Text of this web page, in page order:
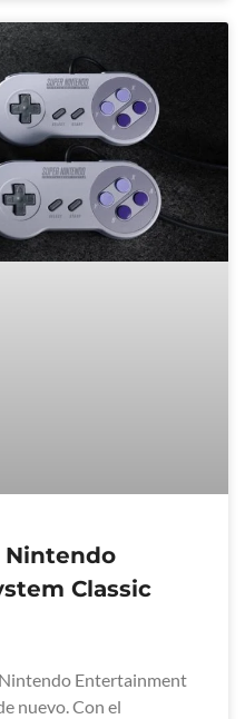
Nintendo
Classic
Nintendo Entertainment
nuevo. Con el